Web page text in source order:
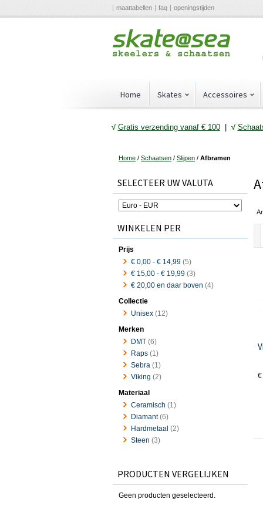
maattabellen faq openingstijden
Home Skates Accessoires
√ Gratis verzending vanaf € 100| √
Home / Schaatsen / Slijpen / Afbramen
€
SELECTEER UW VALUTA
WINKELEN PER
Prijs
€ 0,00 - € 14,99 (5)
€ 15,00 - € 19,99 (3)
€ 20,00 en daar boven (4)
Collectie
Unisex (12)
Merken
DMT (6)
Raps (1)
Sebra (1)
Viking (2)
Materiaal
Ceramisch (1)
Diamant(6)
Hardmetaal (2)
Steen (3)
PRODUCTEN VERGELIJKEN
Geen producten geselecteerd.